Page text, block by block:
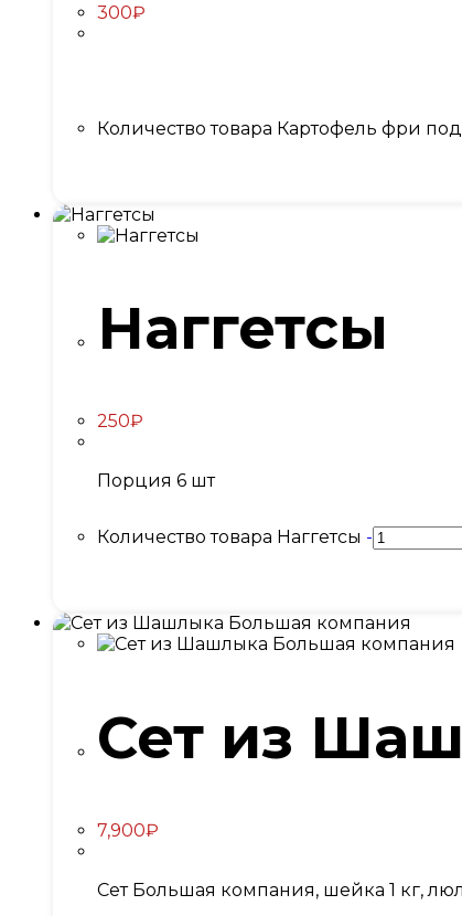
300₽
Количество товара Картофель фри
Наггетсы
250₽
Порция 6 шт
Количество товара Наггетсы -
Сет из
7,900₽
Сет Большая компания, шейка 1 кг,